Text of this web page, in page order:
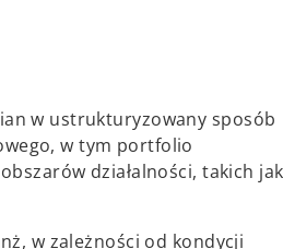
w ustrukturyzowany sposób
w tym portfolio
działalności, takich jak
w zależności od kondycji